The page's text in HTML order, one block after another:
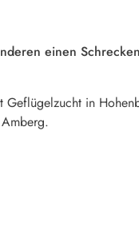
einen
Geflügelzucht in